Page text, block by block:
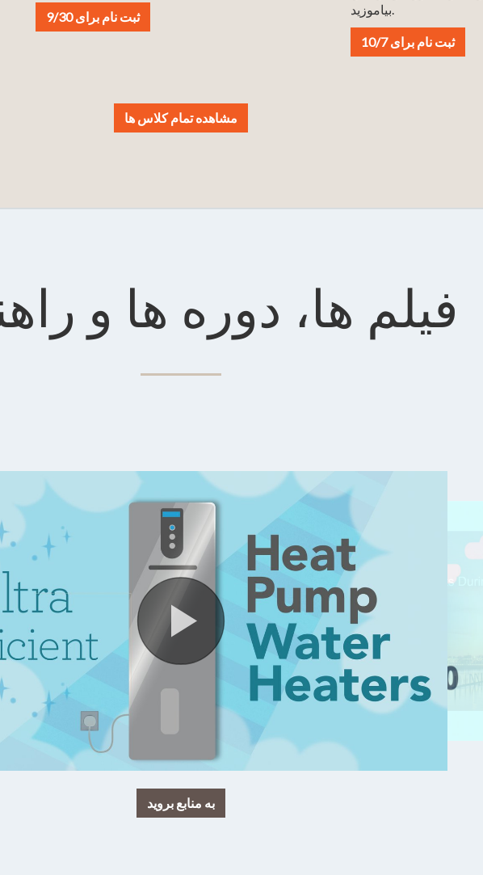
ثبت نام برای 9/30
بیاموزید.
ثبت نام برای 10/7
مشاهده تمام کلاس ها
فیلم ها، دوره ها و
به منابع بروید